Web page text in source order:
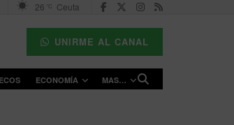
26 °C Ceuta
UNIRME AL CANAL
ECONOMÍA MAS…